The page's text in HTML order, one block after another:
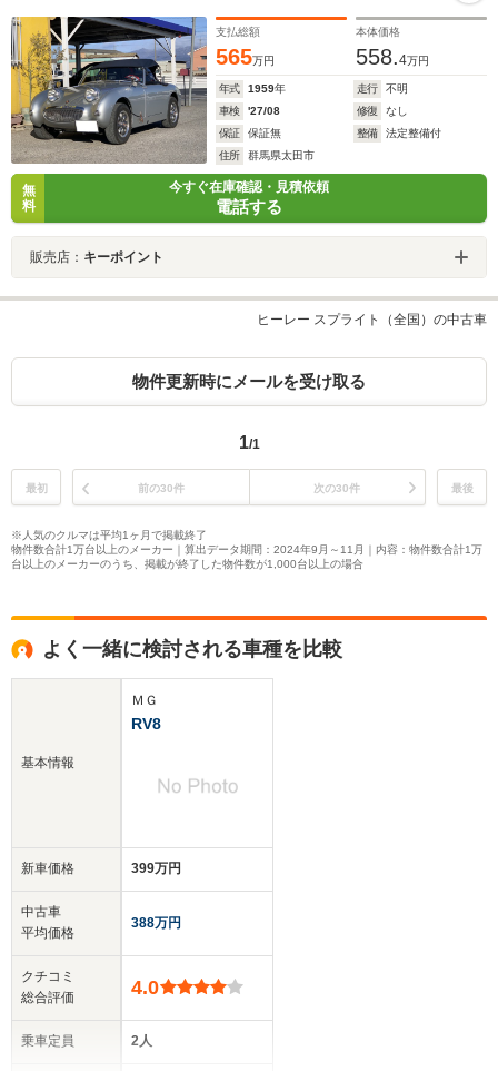
支払総額
565万円
本体価格
558.4万円
年式 1959年 走行
不明
車検
'27/08 修復
なし
保証
保証無 整備
法定整備付
住所
群馬県太田市
無
料
今すぐ在庫確認・見積依頼
電話する
販売店： キーポイント
ヒーレー スプライト（全国）の中古車
物件更新時にメールを受け取る
1/1
最初 前の30件 次の30件 最後
※人気のクルマは平均1ヶ月で掲載終了
物件数合計1万台以上のメーカー｜算出データ期間：2024年9月～11月｜内容：物件数合計1万
台以上のメーカーのうち、掲載が終了した物件数が1,000台以上の場合
よく一緒に検討される車種を比較
基本情報
新車価格
中古車
平均価格
クチコミ
総合評価
乗車定員
ＭＧ
RV8
399万円
388万円
4.0
2人